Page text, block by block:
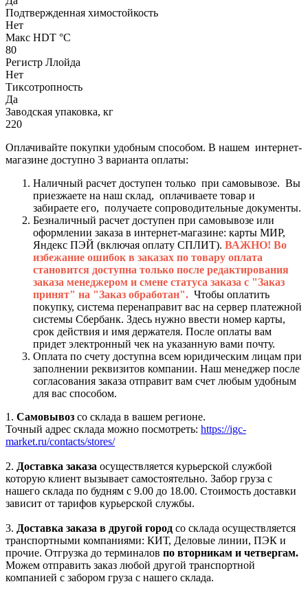
Подтвержденная химостойкость
Нет
Макс HDT °С
80
Регистр Ллойда
Нет
Тиксотропность
Да
Заводская упаковка, кг
220
Оплачивайте покупки удобным способом. В нашем интернет-
магазине доступно 3 варианта оплаты:
Наличный расчет доступен только при самовывозе. Вы
приезжаете на наш склад, оплачиваете товар и
забираете его, получаете сопроводительные документы.
Безналичный расчет доступен при самовывозе или
оформлении заказа в интернет-магазине: карты МИР,
Яндекс ПЭЙ (включая оплату СПЛИТ). ВАЖНО! Во
избежание ошибок в заказах по товару оплата
становится доступна только после редактирования
заказа менеджером и смене статуса заказа с "Заказ
принят" на "Заказ обработан". Чтобы оплатить
покупку, система перенаправит вас на сервер платежной
системы Сбербанк. Здесь нужно ввести номер карты,
срок действия и имя держателя. После оплаты вам
придет электронный чек на указанную вами почту.
Оплата по счету доступна всем юридическим лицам при
заполнении реквизитов компании. Наш менеджер после
согласования заказа отправит вам счет любым удобным
для вас способом.
1. Самовывоз со склада в вашем регионе.
Точный адрес склада можно посмотреть: https://igc-
market.ru/contacts/stores/
2. Доставка заказа осуществляется курьерской службой
которую клиент вызывает самостоятельно. Забор груза с
нашего склада по будням с 9.00 до 18.00. Стоимость доставки
зависит от тарифов курьерской службы.
3. Доставка заказа в другой город со склада осуществляется
транспортными компаниями: КИТ, Деловые линии, ПЭК и
прочие. Отгрузка до терминалов по вторникам и четвергам.
Можем отправить заказ любой другой транспортной
компанией с забором груза с нашего склада.